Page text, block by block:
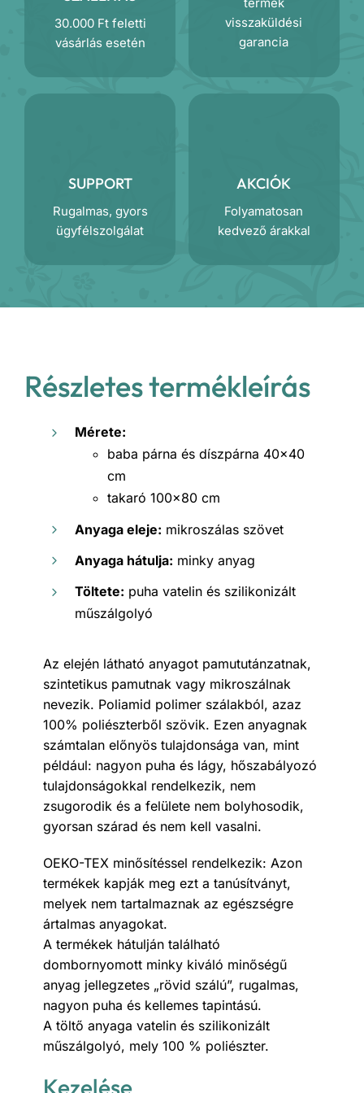
30.000 Ft feletti
vásárlás esetén
termék
visszaküldési
garancia
SUPPORT
Rugalmas, gyors
ügyfélszolgálat
AKCIÓK
Folyamatosan
kedvező árakkal
Részletes termékleírás
Mérete:
baba párna és díszpárna 40×40
cm
takaró 100×80 cm
Anyaga eleje: mikroszálas szövet
Anyaga hátulja: minky anyag
Töltete: puha vatelin és szilikonizált
műszálgolyó
Az elején látható anyagot pamututánzatnak,
szintetikus pamutnak vagy mikroszálnak
nevezik. Poliamid polimer szálakból, azaz
100% poliészterből szövik. Ezen anyagnak
számtalan előnyös tulajdonsága van, mint
például: nagyon puha és lágy, hőszabályozó
tulajdonságokkal rendelkezik, nem
zsugorodik és a felülete nem bolyhosodik,
gyorsan szárad és nem kell vasalni.
OEKO-TEX minősítéssel rendelkezik: Azon
termékek kapják meg ezt a tanúsítványt,
melyek nem tartalmaznak az egészségre
ártalmas anyagokat.
A termékek hátulján található
dombornyomott minky kiváló minőségű
anyag jellegzetes „rövid szálú”, rugalmas,
nagyon puha és kellemes tapintású.
A töltő anyaga vatelin és szilikonizált
műszálgolyó, mely 100 % poliészter.
Kezelése